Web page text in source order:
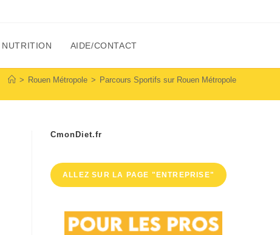
AIDE/CONTACT
> Rouen Métropole > Parcours Sportifs sur Rouen Métropole
CmonDiet.fr
ALLEZ SUR LA PAGE "ENTREPRISE"